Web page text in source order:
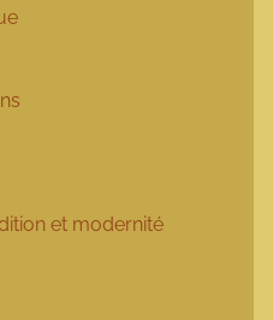
et modernité